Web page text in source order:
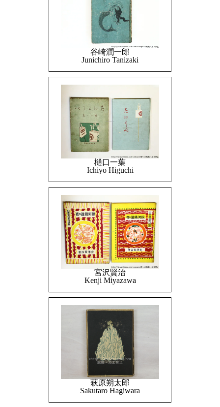
谷崎潤一郎
Junichiro Tanizaki
樋口一葉
Ichiyo Higuchi
宮沢賢治
Kenji Miyazawa
萩原朔太郎
Sakutaro Hagiwara